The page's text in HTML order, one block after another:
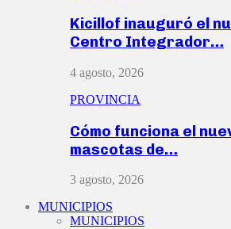
Kicillof inauguró el
Centro Integrador…
4 agosto, 2026
PROVINCIA
Cómo funciona el
mascotas de…
3 agosto, 2026
MUNICIPIOS
MUNICIPIOS